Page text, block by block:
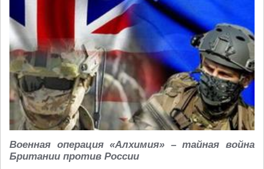
Военная операция «Алхимия» – тайная война
Британии против России